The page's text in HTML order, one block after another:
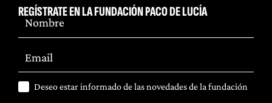
REGÍSTRATE EN LA FUNDACIÓN PACO DE LUCÍA
Deseo estar informado de las novedades de la fundación